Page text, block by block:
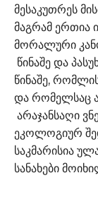
მესაკუთრეს
მაგრამ ერთია
მორალური
წინაშე და
წინაშე,
და რომელსაც
არაჯანსაღი
ეკოლოგიურ
საკმარისია
სანახები